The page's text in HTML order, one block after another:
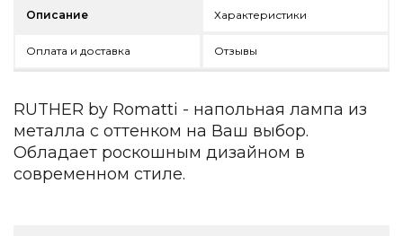
Детская мебель
Фитнес и wellness-оборудование
ROOM — Modern
INTERRA — Soft Modern
ARTOPIA — Mid-Century
DAYZ — Ethno
Все коллекции мебели
Описание Характеристики
Оплата и доставка Отзывы
RUTHER by Romatti - напольная лампа из
металла с оттенком на Ваш выбор.
Обладает роскошным дизайном в
современном стиле.